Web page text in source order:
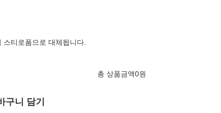
티로폼으로 대체됩니다.
총 상품금액0원
구니 담기